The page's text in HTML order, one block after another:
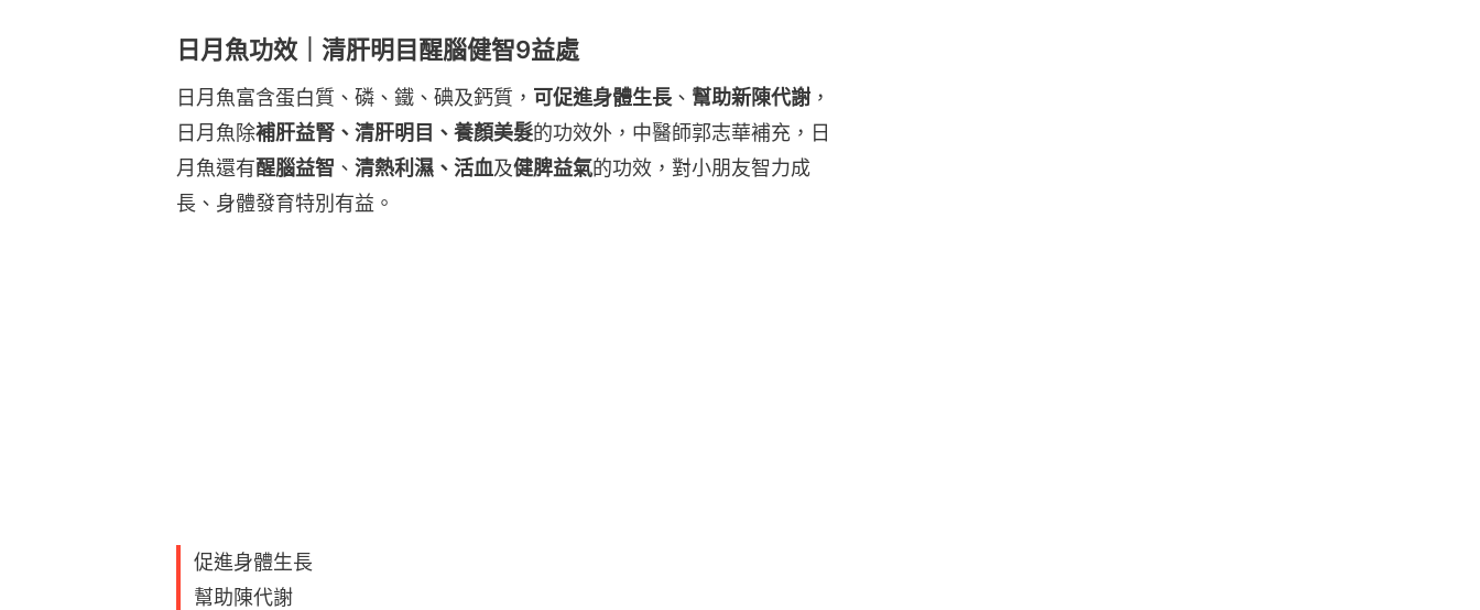
日月魚功效｜清肝明目醒腦健智9益處
日月魚富含蛋白質、磷、鐵、碘及鈣質， 可促進身體生長 、 幫助新陳代謝 ，
日月魚除補肝益腎、清肝明目、養顏美髮的功效外，中醫師郭志華補充，日
月魚還有醒腦益智 、 清熱利濕、活血及健脾益氣的功效，對小朋友智力成
長、身體發育特別有益。
促進身體生長
幫助陳代謝